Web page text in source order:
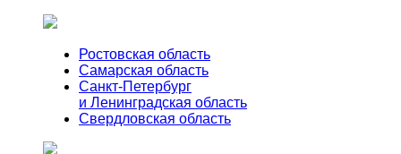
Ростовская область
Самарская область
Санкт-Петербург
и Ленинградская область
Свердловская область